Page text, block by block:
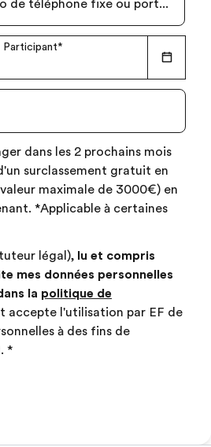
de téléphone fixe ou portable
Participant*
dans les 2 prochains mois
surclassement gratuit en
maximale de 3000€) en
*Applicable à certaines
légal), lu et compris
mes données personnelles
la politique de
accepte l'utilisation par EF de
à des fins de
*